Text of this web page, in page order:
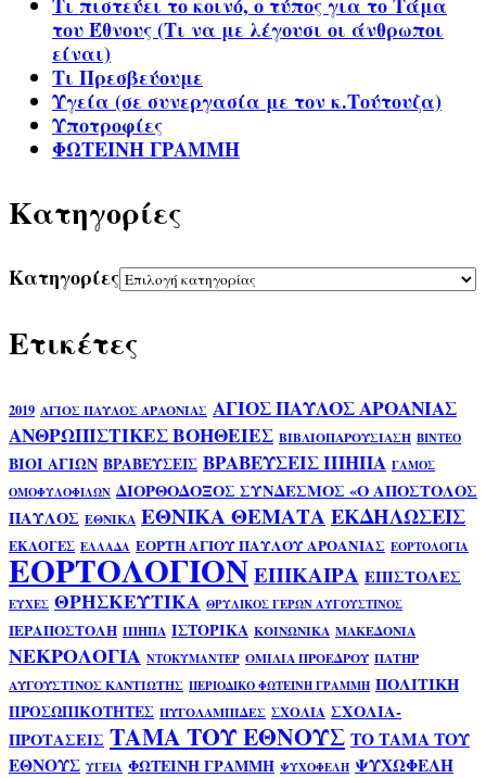
του Έθνους (Τι να με λέγουσι οι άνθρωποι
είναι)
Τι Πρεσβεύουμε
Υγεία (σε συνεργασία με τον κ.Τούτουζα)
Υποτροφίες
ΦΩΤΕΙΝΗ ΓΡΑΜΜΗ
Kατηγορίες
Kατηγορίες
Ετικέτες
2019 ΑΓΙΟΣ ΠΑΥΛΟΣ ΑΡΑΟΝΙΑΣ ΑΓΙΟΣ ΠΑΥΛΟΣ ΑΡΟΑΝΙΑΣ
ΑΝΘΡΩΠΙΣΤΙΚΕΣ ΒΟΗΘΕΙΕΣ ΒΙΒΛΙΟΠΑΡΟΥΣΙΑΣΗ ΒΙΝΤΕΟ
ΒΙΟΙ ΑΓΙΩΝ ΒΡΑΒΕΥΣΕΙΣ ΒΡΑΒΕΥΣΕΙΣ ΙΠΗΠΑ ΓΑΜΟΣ
ΟΜΟΦΥΛΟΦΙΛΩΝ ΔΙΟΡΘΟΔΟΞΟΣ ΣΥΝΔΕΣΜΟΣ «Ο ΑΠΟΣΤΟΛΟΣ
ΠΑΥΛΟΣ ΕΘΝΙΚΑ ΕΘΝΙΚΑ ΘΕΜΑΤΑΕΚΔΗΛΩΣΕΙΣ
ΕΚΛΟΓΕΣ ΕΛΛΑΔΑ ΕΟΡΤΗ ΑΓΙΟΥ ΠΑΥΛΟΥ ΑΡΟΑΝΙΑΣ ΕΟΡΤΟΛΟΓΙΑ
ΕΟΡΤΟΛΟΓΙΟΝΕΠΙΚΑΙΡΑ ΕΠΙΣΤΟΛΕΣ
ΕΥΧΕΣ ΘΡΗΣΚΕΥΤΙΚΑ ΘΡΥΛΙΚΟΣ ΓΕΡΩΝ ΑΥΓΟΥΣΤΙΝΟΣ
ΙΕΡΑΠΟΣΤΟΛΗ ΙΠΗΠΑ ΙΣΤΟΡΙΚΑ ΚΟΙΝΩΝΙΚΑ ΜΑΚΕΔΟΝΙΑ
ΝΕΚΡΟΛΟΓΙΑ ΝΤΟΚΥΜΑΝΤΕΡ ΟΜΙΛΙΑ ΠΡΟΕΔΡΟΥ ΠΑΤΗΡ
ΑΥΓΟΥΣΤΙΝΟΣ ΚΑΝΤΙΩΤΗΣ ΠΕΡΙΟΔΙΚΟ ΦΩΤΕΙΝΗ ΓΡΑΜΜΗ ΠΟΛΙΤΙΚΗ
ΠΡΟΣΩΠΙΚΟΤΗΤΕΣ ΠΥΓΟΛΑΜΠΙΔΕΣ ΣΧΟΛΙΑ ΣΧΟΛΙΑ-
ΠΡΟΤΑΣΕΙΣ ΤΑΜΑ ΤΟΥ ΕΘΝΟΥΣ ΤΟ ΤΑΜΑ ΤΟΥ
ΕΘΝΟΥΣ ΥΓΕΙΑ ΦΩΤΕΙΝΗ ΓΡΑΜΜΗ ΨΥΧΟΦΕΛΗ ΨΥΧΩΦΕΛΗ